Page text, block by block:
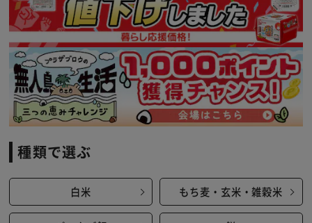
種類で選ぶ
白米 もち麦・玄米・雑穀米
※ご確認ください
カートに入れる